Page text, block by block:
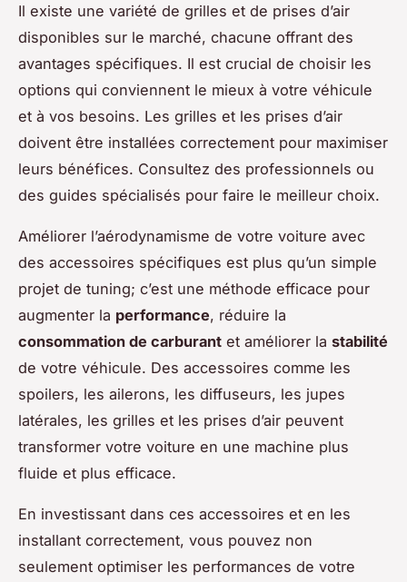
Il existe une variété de grilles et de prises d’air
disponibles sur le marché, chacune offrant des
avantages spécifiques. Il est crucial de choisir les
options qui conviennent le mieux à votre véhicule
et à vos besoins. Les grilles et les prises d’air
doivent être installées correctement pour maximiser
leurs bénéfices. Consultez des professionnels ou
des guides spécialisés pour faire le meilleur choix.
Améliorer l’aérodynamisme de votre voiture avec
des accessoires spécifiques est plus qu’un simple
projet de tuning; c’est une méthode efficace pour
augmenter la performance, réduire la
consommation de carburant et améliorer la stabilité
de votre véhicule. Des accessoires comme les
spoilers, les ailerons, les diffuseurs, les jupes
latérales, les grilles et les prises d’air peuvent
transformer votre voiture en une machine plus
fluide et plus efficace.
En investissant dans ces accessoires et en les
installant correctement, vous pouvez non
seulement optimiser les performances de votre